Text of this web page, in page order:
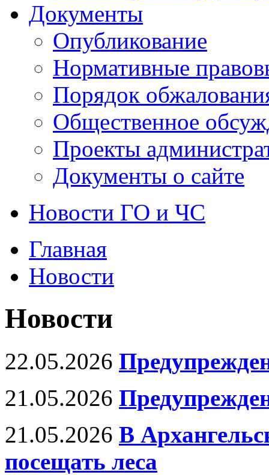
Документы
Опубликование
Нормативные
Порядок
Общественное
Проекты
Документы о сайте
Новости ГО и ЧС
Главная
Новости
Новости
22.05.2026
21.05.2026
21.05.2026 В
посещать леса